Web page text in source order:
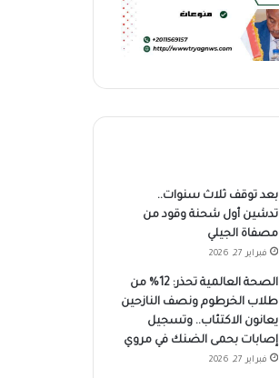
بعد توقف ثلاث سنوات..
تدشين أول شحنة وقود من
مصفاة الجيلي
فبراير 27, 2026
الصحة العالمية تحذر: 12% من
طلاب الخرطوم ونصف النازحين
يعانون الاكتئاب.. وتسجيل
إصابات بحمى الضنك في مروي
فبراير 27, 2026